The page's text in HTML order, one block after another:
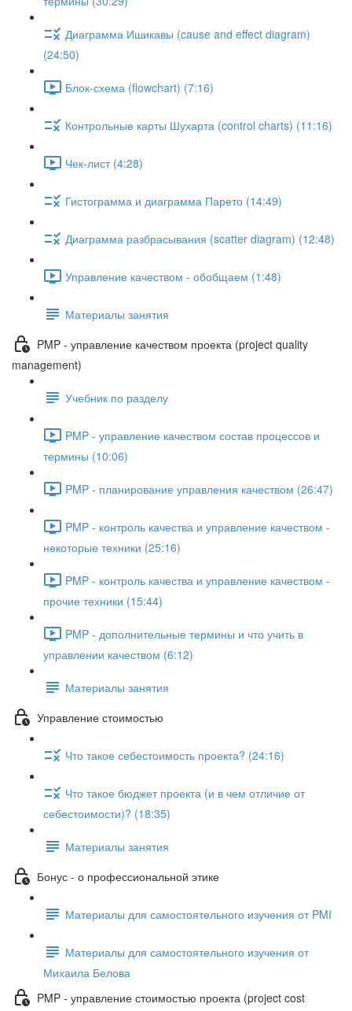
Диаграмма Ишикавы (cause and effect diagram)
(24:50)
Блок-схема (flowchart) (7:16)
Контрольные карты Шухарта (control charts) (11:16)
Чек-лист (4:28)
Гистограмма и диаграмма Парето (14:49)
Диаграмма разбрасывания (scatter diagram) (12:48)
Управление качеством - обобщаем (1:48)
Материалы занятия
PMP - управление качеством проекта (project quality
management)
Учебник по разделу
PMP - управление качеством состав процессов и
термины (10:06)
PMP - планирование управления качеством (26:47)
PMP - контроль качества и управление качеством -
некоторые техники (25:16)
PMP - контроль качества и управление качеством -
прочие техники (15:44)
PMP - дополнительные термины и что учить в
управлении качеством (6:12)
Материалы занятия
Управление стоимостью
Что такое себестоимость проекта? (24:16)
Что такое бюджет проекта (и в чем отличие от
себестоимости)? (18:35)
Материалы занятия
Бонус - о профессиональной этике
Материалы для самостоятельного изучения от PMI
Материалы для самостоятельного изучения от
Михаила Белова
PMP - управление стоимостью проекта (project cost